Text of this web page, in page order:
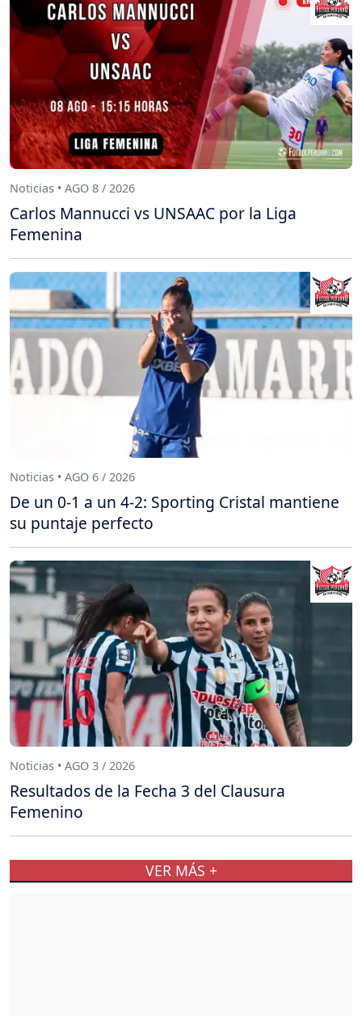
Noticias • AGO 8 / 2026
Carlos Mannucci vs UNSAAC por la Liga
Femenina
Noticias • AGO 6 / 2026
De un 0-1 a un 4-2: Sporting Cristal mantiene
su puntaje perfecto
Noticias • AGO 3 / 2026
Resultados de la Fecha 3 del Clausura
Femenino
VER MÁS +